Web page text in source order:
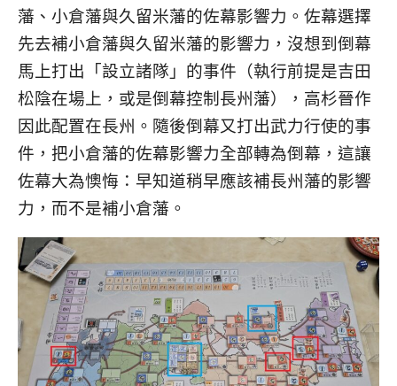
藩、小倉藩與久留米藩的佐幕影響力。佐幕選擇
先去補小倉藩與久留米藩的影響力，沒想到倒幕
馬上打出「設立諸隊」的事件（執行前提是吉田
松陰在場上，或是倒幕控制長州藩），高杉晉作
因此配置在長州。隨後倒幕又打出武力行使的事
件，把小倉藩的佐幕影響力全部轉為倒幕，這讓
佐幕大為懊悔：早知道稍早應該補長州藩的影響
力，而不是補小倉藩。